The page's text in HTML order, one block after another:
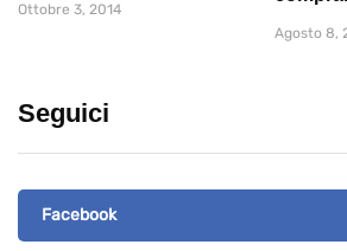
Ottobre 3, 2014
Agosto 8,
Seguici
Facebook